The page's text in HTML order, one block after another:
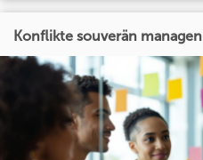
Konflikte souverän managen